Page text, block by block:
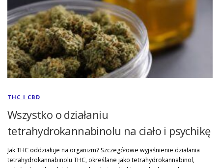
THC I CBD
Wszystko o działaniu
tetrahydrokannabinolu na ciało i psychikę
Jak THC oddziałuje na organizm? Szczegółowe wyjaśnienie działania
tetrahydrokannabinolu THC, określane jako tetrahydrokannabinol,